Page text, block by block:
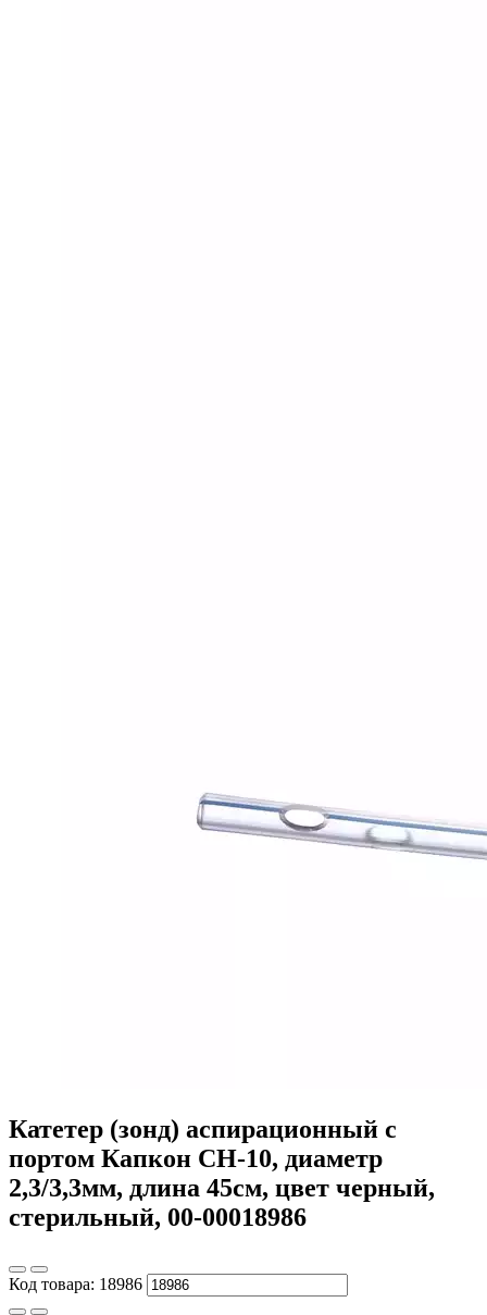
Катетер (зонд) аспирационный с
портом Капкон CH-10, диаметр
2,3/3,3мм, длина 45см, цвет черный,
стерильный, 00-00018986
Код товара: 18986